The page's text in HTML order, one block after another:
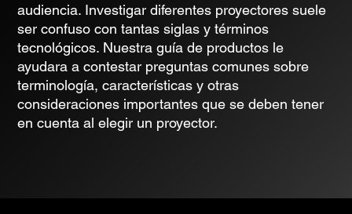
audiencia. Investigar diferentes proyectores suele
ser confuso con tantas siglas y términos
tecnológicos. Nuestra guía de productos le
ayudara a contestar preguntas comunes sobre
terminología, características y otras
consideraciones importantes que se deben tener
en cuenta al elegir un proyector.